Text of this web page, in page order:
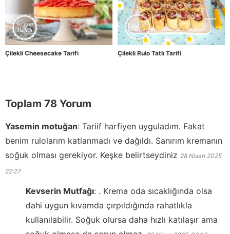
Çilekli Cheesecake Tarifi Çilekli Rulo Tatlı Tarifi
Toplam 78 Yorum
Yasemin motuğan: Tariif harfiyen uyguladım. Fakat
benim rulolarım katlanmadı ve dağıldı. Sanırım kremanın
soğuk olması gerekiyor. Keşke belirtseydiniz 28 Nisan 2025
22:27
Kevserin Mutfağı: . Krema oda sıcaklığında olsa
dahi uygun kıvamda çırpıldığında rahatlıkla
kullanılabilir. Soğuk olursa daha hızlı katılaşır ama